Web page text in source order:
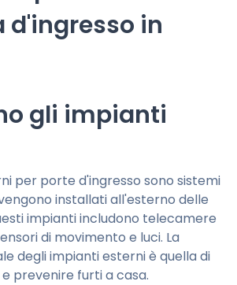
d'ingresso in
gli impianti
per porte d'ingresso sono sistemi
installati all'esterno delle
impianti includono telecamere
di movimento e luci. La
degli impianti esterni è quella di
prevenire furti a casa.